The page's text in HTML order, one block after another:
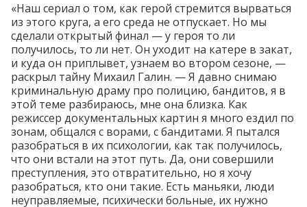
«Наш сериал о том, как герой стремится вырваться
из этого круга, а его среда не отпускает. Но мы
сделали открытый финал — у героя то ли
получилось, то ли нет. Он уходит на катере в закат,
и куда он приплывет, узнаем во втором сезоне, —
раскрыл тайну Михаил Галин. — Я давно снимаю
криминальную драму про полицию, бандитов, я в
этой теме разбираюсь, мне она близка. Как
режиссер документальных картин я много ездил по
зонам, общался с ворами, с бандитами. Я пытался
разобраться в их психологии, как так получилось,
что они встали на этот путь. Да, они совершили
преступления, это отвратительно, но я хочу
разобраться, кто они такие. Есть маньяки, люди
неуправляемые, психически больные, их нужно